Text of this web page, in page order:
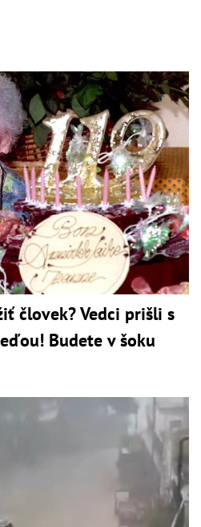
človek? Vedci prišli s
Budete v šoku